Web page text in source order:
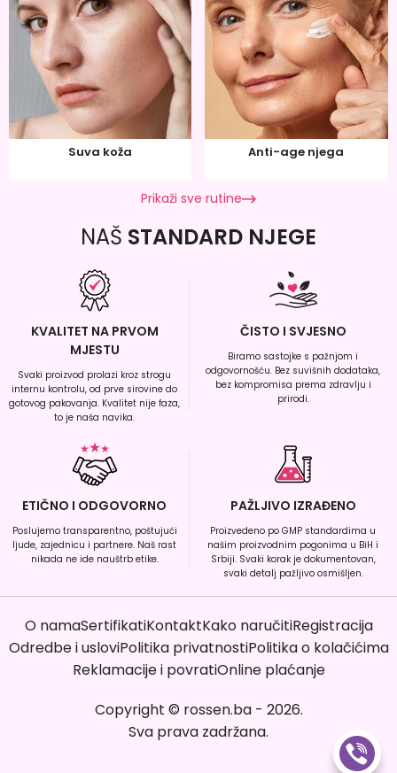
Suva koža Anti-age njega
Prikaži sve rutine
NAŠ STANDARD NJEGE
KVALITET NA PRVOM
MJESTU
Svaki proizvod prolazi kroz strogu
internu kontrolu, od prve sirovine do
gotovog pakovanja. Kvalitet nije faza,
to je naša navika.
ČISTO I SVJESNO
Biramo sastojke s pažnjom i
odgovornošću. Bez suvišnih dodataka,
bez kompromisa prema zdravlju i
prirodi.
ETIČNO I ODGOVORNO
Poslujemo transparentno, poštujući
ljude, zajednicu i partnere. Naš rast
nikada ne ide nauštrb etike.
PAŽLJIVO IZRAĐENO
Proizvedeno po GMP standardima u
našim proizvodnim pogonima u BiH i
Srbiji. Svaki korak je dokumentovan,
svaki detalj pažljivo osmišljen.
O namaSertifikatiKontaktKako naručitiRegistracija
Odredbe i usloviPolitika privatnostiPolitika o kolačićima
Reklamacije i povratiOnline plaćanje
Copyright © rossen.ba- 2026.
Sva prava zadržana.